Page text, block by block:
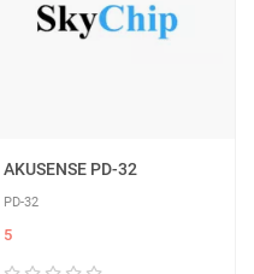
AKUSENSE PD-32
PD-32
5